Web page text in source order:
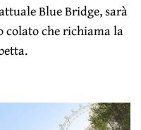
Blue Bridge, sarà
che richiama la